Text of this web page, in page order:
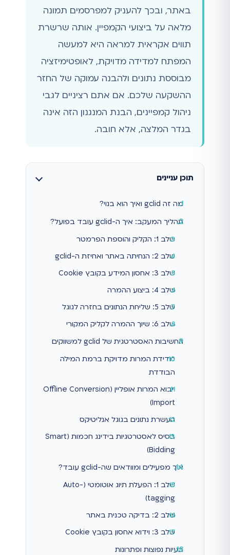
באתר, ובכך להעניק למפרסמים תמונה
מלאה על ביצועי הקמפיין. אותה שרשרת
תווים אקראית למראה היא למעשה
המפתח למדידה מדויקת, לאופטימיזציה
מבוססת נתונים ולהבנה עמוקה של החזר
ההשקעה שלכם. אם אתם רציניים לגבי
ניהול קמפיינים, הבנת המנגנון הזה אינה
בגדר המלצה, אלא חובה.
תוכן עניינים
מה זה gclid ואיך הוא בנוי?
תהליך המעקב: איך ה-gclid עובד בפועל?
שלב 1: הקליק והוספת הפרמטר
שלב 2: הנחיתה באתר ואחיזת ה-gclid
שלב 3: אחסון המידע בקובץ Cookie
שלב 4: ביצוע ההמרה
שלב 5: שליחת הנתונים בחזרה לגוגל
שלב 6: שיוך ההמרה לקליק המקורי
החשיבות האסטרטגית של gclid למשווקים
מדידת המרות מדויקת ברמת המילה
הבודדת
ייבוא המרות אופליין (Offline Conversion
Import)
העשרת נתונים בגוגל אנליטיקס
בסיס לאסטרטגיות בידינג חכמות (Smart
Bidding)
איך מפעילים ומוודאים שה-gclid עובד?
שלב 1: הפעלת תיוג אוטומטי (Auto-
tagging)
שלב 2: בדיקה טכנית באתר
שלב 3: וידוא אחסון בקובץ Cookie
בעיות נפוצות ופתרונות